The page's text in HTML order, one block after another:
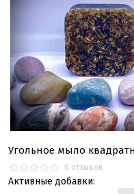
Угольное мыло
0 отзывов
Активные добавки: